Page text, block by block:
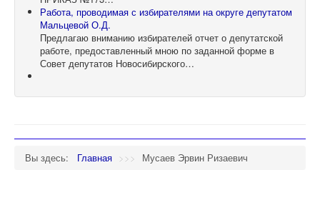
Работа, проводимая с избирателями на округе депутатом
Мальцевой О.Д.
Предлагаю вниманию избирателей отчет о депутатской
работе, предоставленный мною по заданной форме в
Совет депутатов Новосибирского…
Вы здесь: Главная >>> Мусаев Эрвин Ризаевич